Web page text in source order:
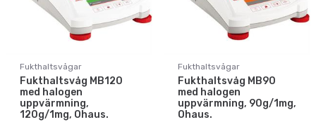
Fukthaltsvågar
Fukthaltsvåg MB120
med halogen
uppvärmning,
120g/1mg, Ohaus.
Fukthaltsvågar
Fukthaltsvåg MB90
med halogen
uppvärmning, 90g/1mg,
Ohaus.